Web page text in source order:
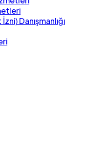
Danışmanlığı